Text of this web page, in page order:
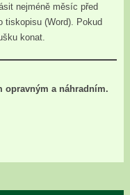
nejméně měsíc před
tiskopisu (Word). Pokud
konat.
opravným a náhradním.